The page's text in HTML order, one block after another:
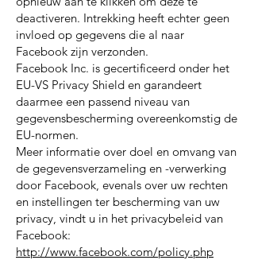
deactiveren. Intrekking heeft echter geen
invloed op gegevens die al naar
Facebook zijn verzonden.
Facebook Inc. is gecertificeerd onder het
EU-VS Privacy Shield en garandeert
daarmee een passend niveau van
gegevensbescherming overeenkomstig de
EU-normen.
Meer informatie over doel en omvang van
de gegevensverzameling en -verwerking
door Facebook, evenals over uw rechten
en instellingen ter bescherming van uw
privacy, vindt u in het privacybeleid van
Facebook:
http://www.facebook.com/policy.php